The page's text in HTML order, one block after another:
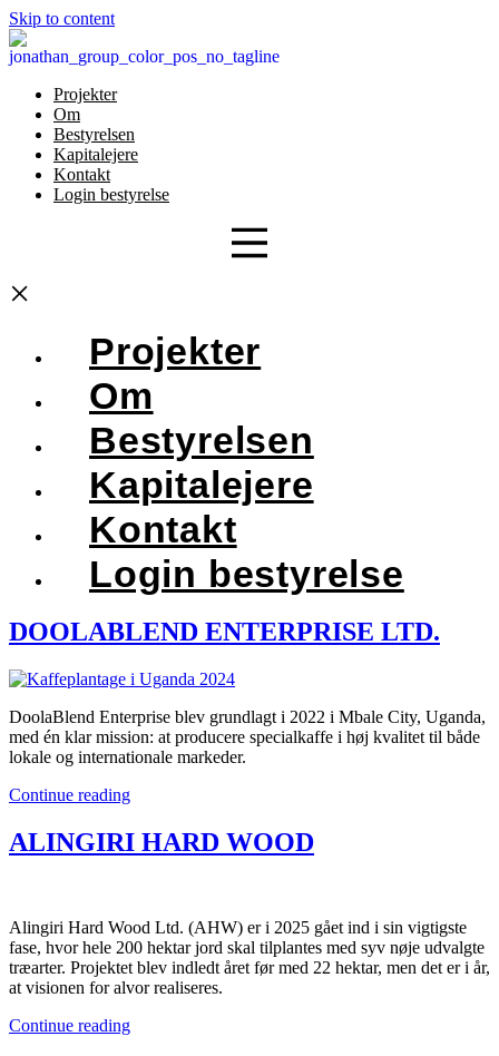
Skip to content
Projekter
Om
Bestyrelsen
Kapitalejere
Kontakt
Login bestyrelse
×
Projekter
Om
Bestyrelsen
Kapitalejere
Kontakt
Login bestyrelse
DOOLABLEND ENTERPRISE LTD.
DoolaBlend Enterprise blev grundlagt i 2022 i Mbale City, Uganda,
med én klar mission: at producere specialkaffe i høj kvalitet til både
lokale og internationale markeder.
Continue reading
ALINGIRI HARD WOOD
Alingiri Hard Wood Ltd. (AHW) er i 2025 gået ind i sin vigtigste
fase, hvor hele 200 hektar jord skal tilplantes med syv nøje udvalgte
træarter. Projektet blev indledt året før med 22 hektar, men det er i år,
at visionen for alvor realiseres.
Continue reading